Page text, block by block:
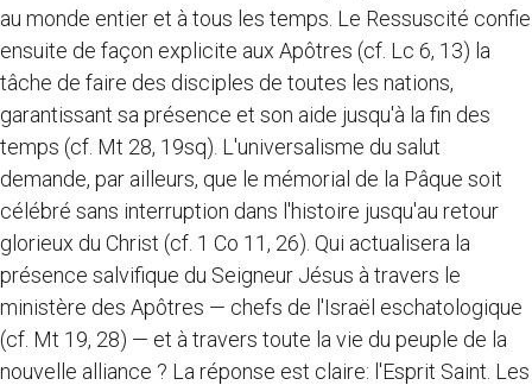
au monde entier et à tous les temps. Le Ressuscité confie
ensuite de façon explicite aux Apôtres (cf. Lc 6, 13) la
tâche de faire des disciples de toutes les nations,
garantissant sa présence et son aide jusqu'à la fin des
temps (cf. Mt 28, 19sq). L'universalisme du salut
demande, par ailleurs, que le mémorial de la Pâque soit
célébré sans interruption dans l'histoire jusqu'au retour
glorieux du Christ (cf. 1 Co 11, 26). Qui actualisera la
présence salvifique du Seigneur Jésus à travers le
ministère des Apôtres — chefs de l'Israël eschatologique
(cf. Mt 19, 28) — et à travers toute la vie du peuple de la
nouvelle alliance ? La réponse est claire: l'Esprit Saint. Les